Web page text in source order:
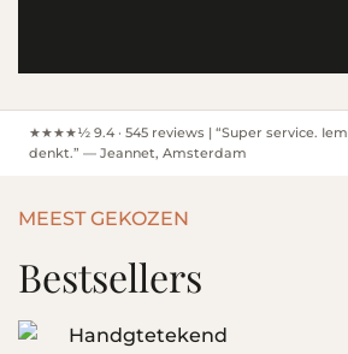
★★★★½ 9.4 · 545 reviews | “Super service.
denkt.” — Jeannet, Amsterdam
MEEST GEKOZEN
Bestsellers